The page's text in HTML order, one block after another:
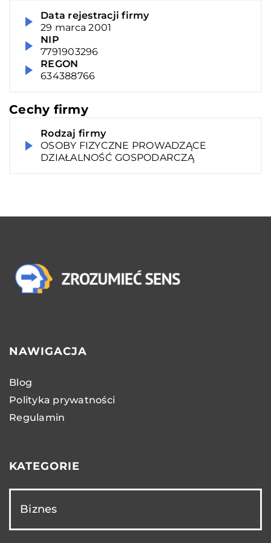
Data rejestracji firmy
29 marca 2001
NIP
7791903296
REGON
634388766
Cechy firmy
Rodzaj firmy
OSOBY FIZYCZNE PROWADZĄCE
DZIAŁALNOŚĆ GOSPODARCZĄ
NAWIGACJA
Blog
Polityka prywatności
Regulamin
KATEGORIE
Biznes